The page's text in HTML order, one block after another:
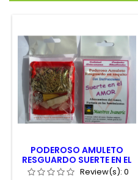
PODEROSO AMULETO
RESGUARDO SUERTE EN EL
AMORReview(s): 0